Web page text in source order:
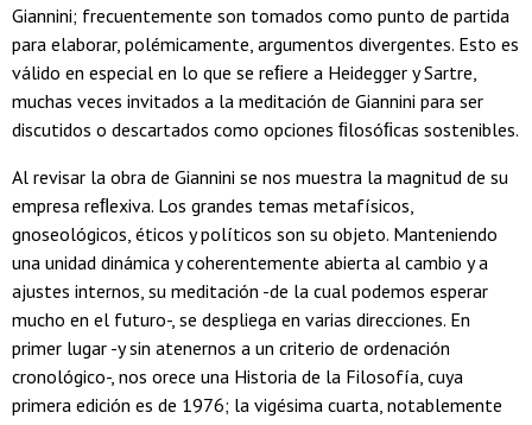
Giannini; frecuentemente son tomados como punto de partida
para elaborar, polémicamente, argumentos divergentes. Esto es
válido en especial en lo que se reﬁere a Heidegger y Sartre,
muchas veces invitados a la meditación de Giannini para ser
discutidos o descartados como opciones ﬁlosóﬁcas sostenibles.
Al revisar la obra de Giannini se nos muestra la magnitud de su
empresa reﬂexiva. Los grandes temas metafísicos,
gnoseológicos, éticos y políticos son su objeto. Manteniendo
una unidad dinámica y coherentemente abierta al cambio y a
ajustes internos, su meditación -de la cual podemos esperar
mucho en el futuro-, se despliega en varias direcciones. En
primer lugar -y sin atenernos a un criterio de ordenación
cronológico-, nos orece una Historia de la Filosofía, cuya
primera edición es de 1976; la vigésima cuarta, notablemente